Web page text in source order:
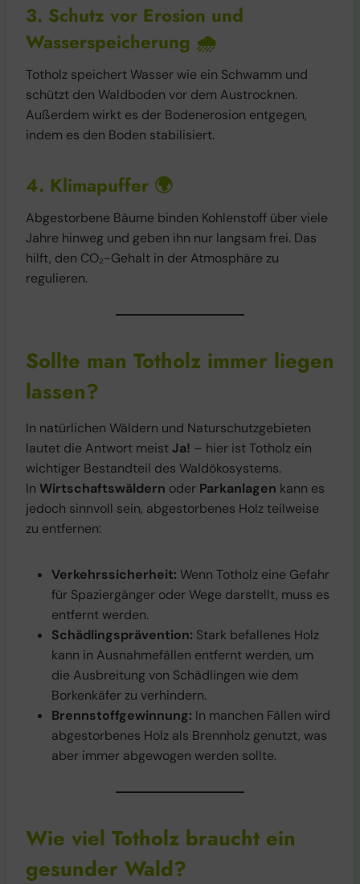
3. Schutz vor Erosion und
Wasserspeicherung 🌧️
Totholz speichert Wasser wie ein Schwamm und
schützt den Waldboden vor dem Austrocknen.
Außerdem wirkt es der Bodenerosion entgegen,
indem es den Boden stabilisiert.
4. Klimapuffer 🌍
Abgestorbene Bäume binden Kohlenstoff über viele
Jahre hinweg und geben ihn nur langsam frei. Das
hilft, den CO₂-Gehalt in der Atmosphäre zu
regulieren.
Sollte man Totholz immer liegen
lassen?
In natürlichen Wäldern und Naturschutzgebieten
lautet die Antwort meistJa! – hier ist Totholz ein
wichtiger Bestandteil des Waldökosystems.
In Wirtschaftswäldern oder Parkanlagen kann es
jedoch sinnvoll sein, abgestorbenes Holz teilweise
zu entfernen:
Verkehrssicherheit: Wenn Totholz eine Gefahr
für Spaziergänger oder Wege darstellt, muss es
entfernt werden.
Schädlingsprävention: Stark befallenes Holz
kann in Ausnahmefällen entfernt werden, um
die Ausbreitung von Schädlingen wie dem
Borkenkäfer zu verhindern.
Brennstoffgewinnung: In manchen Fällen wird
abgestorbenes Holz als Brennholz genutzt, was
aber immer abgewogen werden sollte.
Wie viel Totholz braucht ein
gesunder Wald?